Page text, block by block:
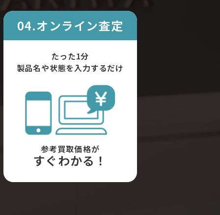
04.オンライン査定
たった1分
製品名や状態を入力するだけ
参考買取価格が
すぐわかる！